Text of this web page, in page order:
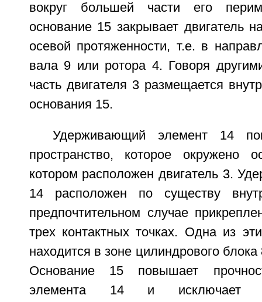
вокруг большей части его
основание 15 закрывает двигатель
осевой протяженности, т.е. в
вала 9 или ротора 4. Говоря
часть двигателя 3 размещается
основания 15.
Удерживающий элемент 14
пространство, которое
котором расположен двигатель 3.
14 расположен по существу
предпочтительном случае
трех контактных точках. Одна из
находится в зоне цилиндрового
Основание 15 повышает
элемента 14 и исключает